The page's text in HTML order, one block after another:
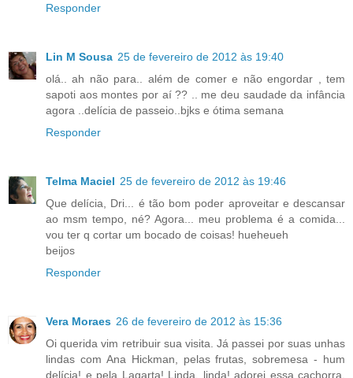
Responder
Lin M Sousa 25 de fevereiro de 2012 às 19:40
olá.. ah não para.. além de comer e não engordar , tem
sapoti aos montes por aí ?? .. me deu saudade da infância
agora ..delícia de passeio..bjks e ótima semana
Responder
Telma Maciel 25 de fevereiro de 2012 às 19:46
Que delícia, Dri... é tão bom poder aproveitar e descansar
ao msm tempo, né? Agora... meu problema é a comida...
vou ter q cortar um bocado de coisas! hueheueh
beijos
Responder
Vera Moraes 26 de fevereiro de 2012 às 15:36
Oi querida vim retribuir sua visita. Já passei por suas unhas
lindas com Ana Hickman, pelas frutas, sobremesa - hum
delícia! e pela Lagarta! Linda, linda! adorei essa cachorra.